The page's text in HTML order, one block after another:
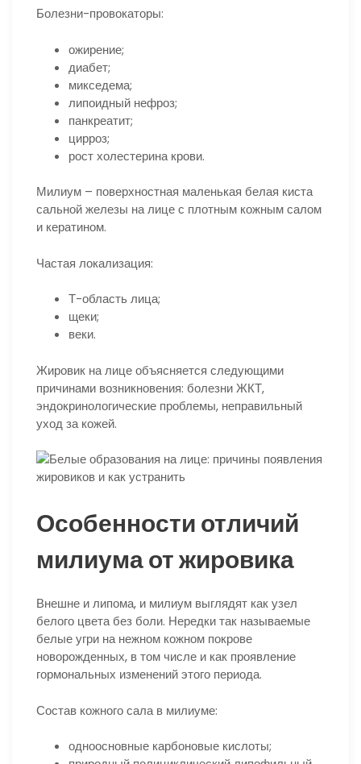
Болезни-провокаторы:
ожирение;
диабет;
микседема;
липоидный нефроз;
панкреатит;
цирроз;
рост холестерина крови.
Милиум – поверхностная маленькая белая киста
сальной железы на лице с плотным кожным салом
и кератином.
Частая локализация:
Т-область лица;
щеки;
веки.
Жировик на лице объясняется следующими
причинами возникновения: болезни ЖКТ,
эндокринологические проблемы, неправильный
уход за кожей.
Особенности отличий
милиума от жировика
Внешне и липома, и милиум выглядят как узел
белого цвета без боли. Нередки так называемые
белые угри на нежном кожном покрове
новорожденных, в том числе и как проявление
гормональных изменений этого периода.
Состав кожного сала в милиуме:
одноосновные карбоновые кислоты;